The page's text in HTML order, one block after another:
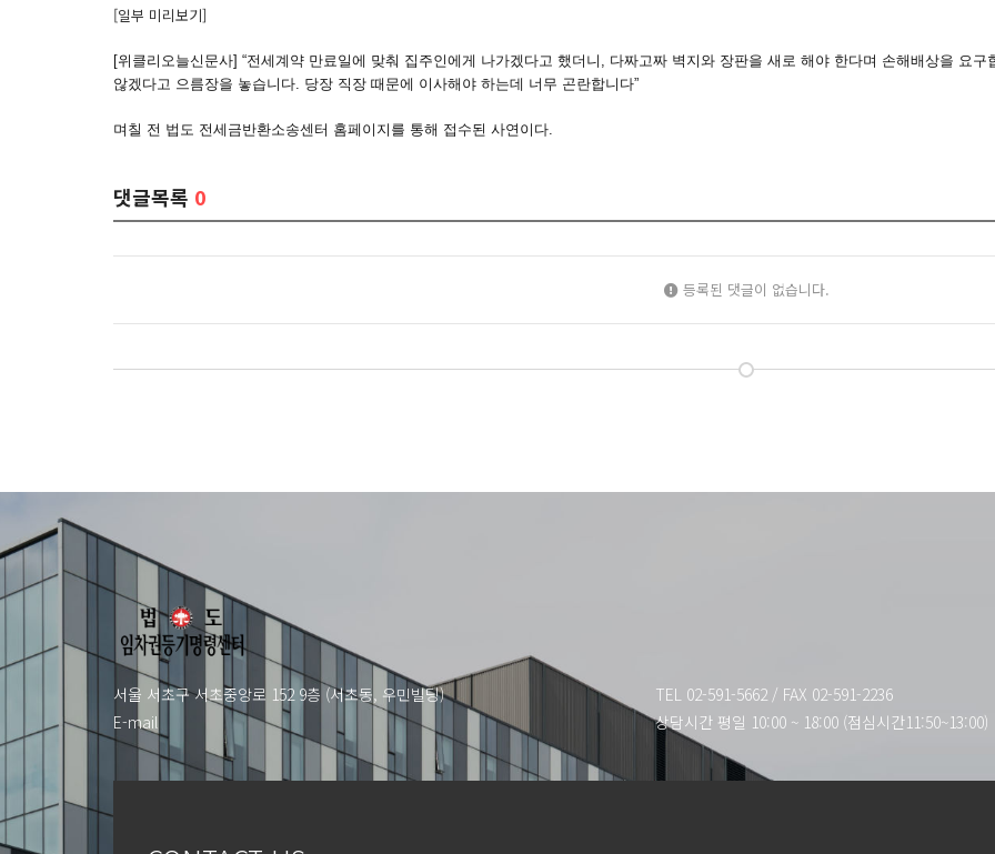
[일부 미리보기]
[위클리오늘신문사] “전세계약 만료일에 맞춰 집주인에게 나가겠다고 했더니, 다짜고짜 벽지와 장판을 새로 해야 한다며 손해배상을 요
않겠다고 으름장을 놓습니다. 당장 직장 때문에 이사해야 하는데 너무 곤란합니다”
며칠 전 법도 전세금반환소송센터 홈페이지를 통해 접수된 사연이다.
댓글목록 0
등록된 댓글이 없습니다.
서울 서초구 서초중앙로 152 9층 (서초동, 우민빌딩)
E-mail
TEL 02-591-5662 / FAX 02-591-2236
상담시간 평일 10:00 ~ 18:00 (점심시간11:50~13:00)